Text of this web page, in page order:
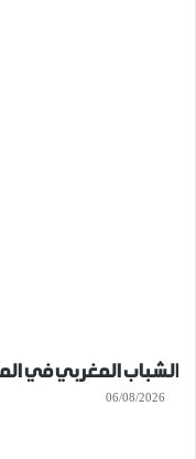
الشباب المغربي في
06/08/2026